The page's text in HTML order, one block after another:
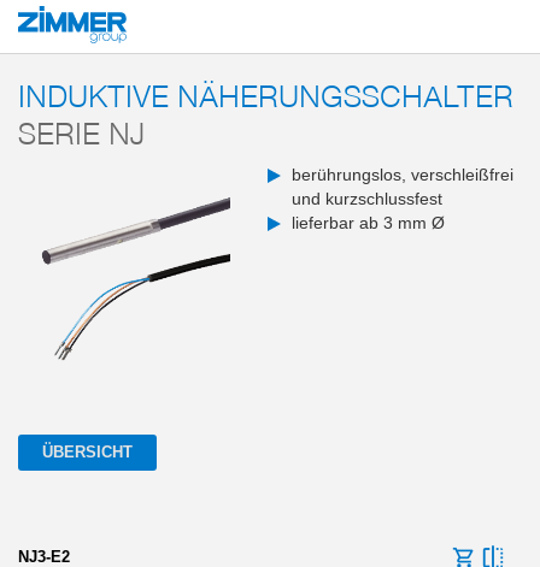
Start Produkte
INDUKTIVE NÄHERUNGSSCHALTER
SERIE NJ
berührungslos, verschleißfrei
und kurzschlussfest
lieferbar ab 3 mm Ø
ÜBERSICHT
NJ3-E2